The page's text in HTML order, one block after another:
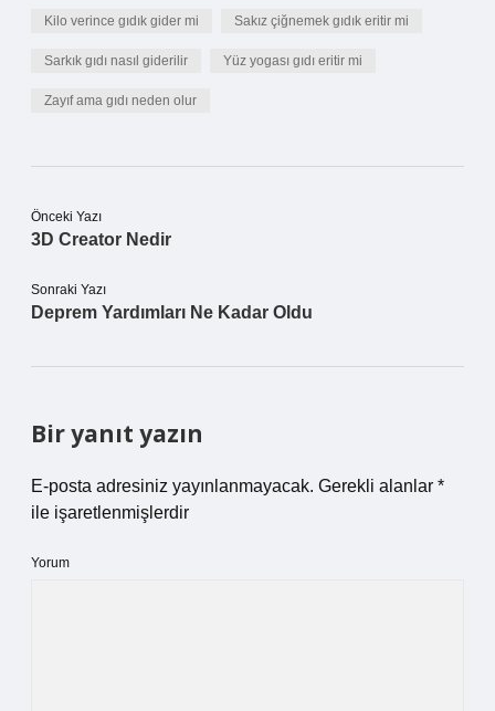
Kilo verince gıdık gider mi Sakız çiğnemek gıdık eritir mi
Sarkık gıdı nasıl giderilir Yüz yogası gıdı eritir mi
Zayıf ama gıdı neden olur
Önceki Yazı
3D Creator Nedir
Sonraki Yazı
Deprem Yardımları Ne Kadar Oldu
Bir yanıt yazın
E-posta adresiniz yayınlanmayacak. Gerekli alanlar *
ile işaretlenmişlerdir
Yorum